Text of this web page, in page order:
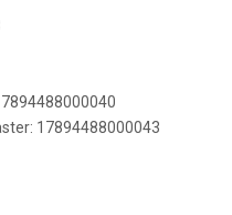
17894488000043